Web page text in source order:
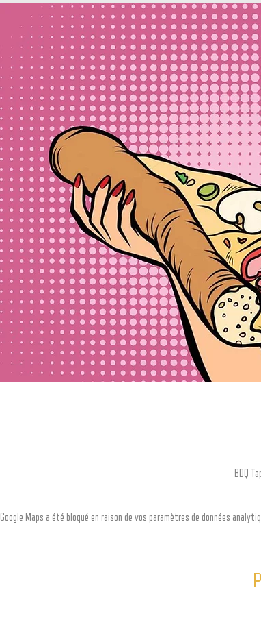
BDQ
Google Maps a été bloqué en raison de vos paramètres de données